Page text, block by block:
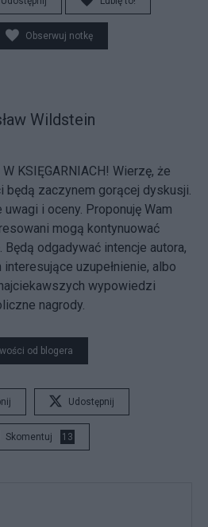
Obserwuj notkę
Wildstein
KSIĘGARNIACH! Wierzę, że
będą zaczynem gorącej dyskusji.
i oceny. Proponuję Wam
mogą kontynuować
Będą odgadywać intencje autora,
uzupełnienie, albo
wypowiedzi
nagrody.
od blogera
Udostępnij
Skomentuj 13